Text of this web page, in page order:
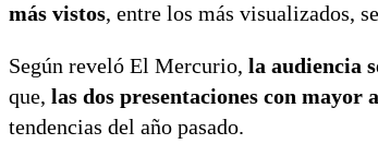
más vistos, entre los más visualizados,
Según reveló El Mercurio, la audiencia
que, las dos presentaciones con mayor
tendencias del año pasado.